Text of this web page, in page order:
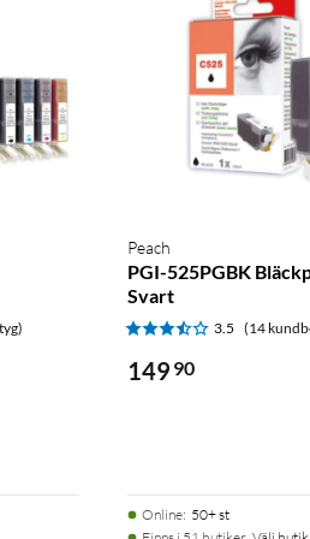
Peach
PGI-525PGBK
Svart
3.5 (14
149 90
Online: 50+ st